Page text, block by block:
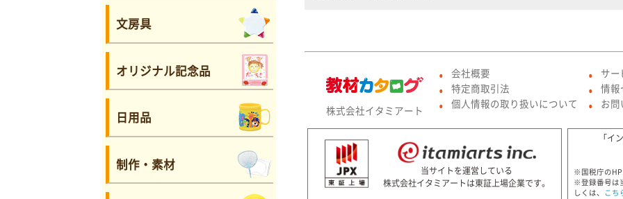
文房具
オリジナル記念品
日用品
制作・素材
株式会社イタミアート
● 会社概要
● 特定商取引法
● 個人情報の取り扱いについて
● サ
● 情報
● お
当サイトを運営している
株式会社イタミアートは東証上場企業です。
「イ
※国税庁のHP
※登録番号は
しくは、
こち